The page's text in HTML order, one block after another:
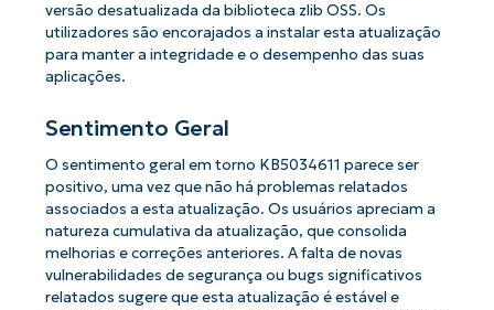
versão desatualizada da biblioteca zlib OSS. Os
utilizadores são encorajados a instalar esta atualização
para manter a integridade e o desempenho das suas
aplicações.
Sentimento Geral
O sentimento geral em torno KB5034611 parece ser
positivo, uma vez que não há problemas relatados
associados a esta atualização. Os usuários apreciam a
natureza cumulativa da atualização, que consolida
melhorias e correções anteriores. A falta de novas
vulnerabilidades de segurança ou bugs significativos
relatados sugere que esta atualização é estável e